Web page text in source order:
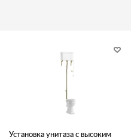
Установка унитаза с высоким